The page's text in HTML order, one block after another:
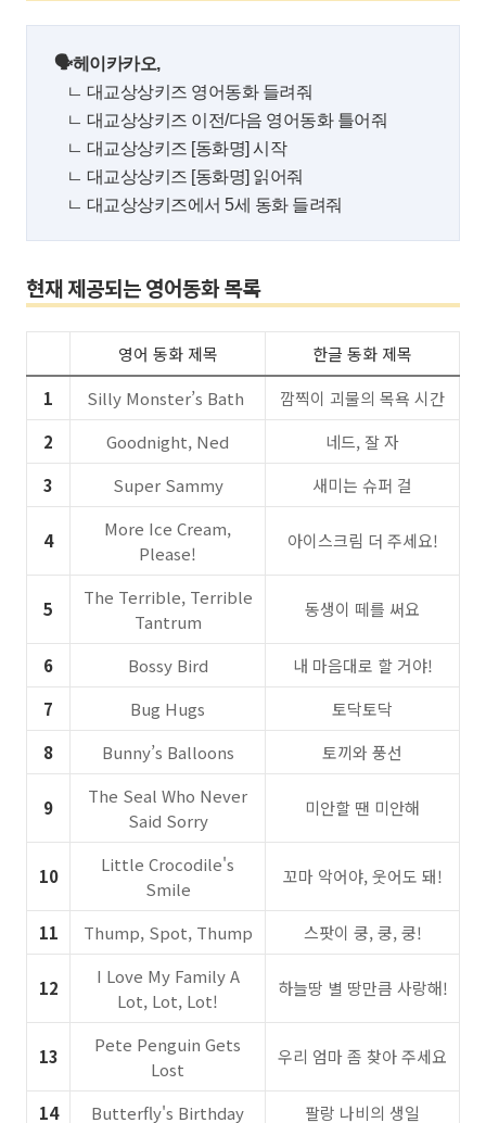
🗣헤이카카오,
ㄴ 대교상상키즈 영어동화 들려줘
ㄴ 대교상상키즈 이전/다음 영어동화 틀어줘
ㄴ 대교상상키즈 [동화명] 시작
ㄴ 대교상상키즈 [동화명] 읽어줘
ㄴ 대교상상키즈에서 5세 동화 들려줘
현재 제공되는 영어동화 목록
영어 동화 제목
한글 동화 제목
1
Silly Monster’s Bath
깜찍이 괴물의 목욕 시간
2
Goodnight, Ned
네드, 잘 자
3
Super Sammy 새미는 슈퍼 걸
4
More Ice Cream,
Please!
아이스크림 더 주세요!
5
The Terrible, Terrible
Tantrum
동생이 떼를 써요
6 Bossy Bird
내 마음대로 할 거야!
7
Bug Hugs
토닥토닥
8
Bunny’s Balloons 토끼와 풍선
9
The Seal Who Never
Said Sorry
미안할 땐 미안해
10
Little Crocodile's
Smile
꼬마 악어야, 웃어도 돼!
11 Thump, Spot, Thump 스팟이 쿵, 쿵, 쿵!
12
I Love My Family A
Lot, Lot, Lot!
하늘땅 별 땅만큼 사랑해!
13
Pete Penguin Gets
Lost
우리 엄마 좀 찾아 주세요
14 Butterfly's Birthday 팔랑 나비의 생일